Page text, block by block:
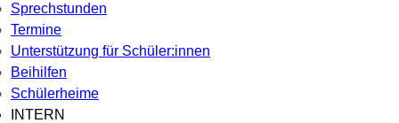
Sprechstunden
Termine
Unterstützung für Schüler:innen
Beihilfen
Schülerheime
INTERN